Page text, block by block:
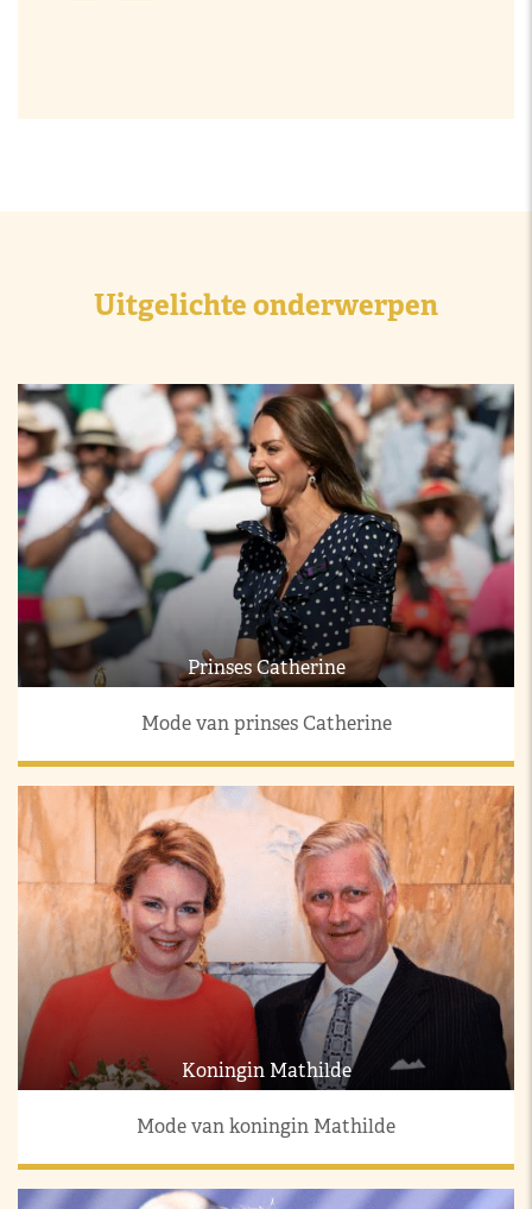
Uitgelichte onderwerpen
Prinses Catherine
Mode van prinses Catherine
Koningin Mathilde
Mode van koningin Mathilde